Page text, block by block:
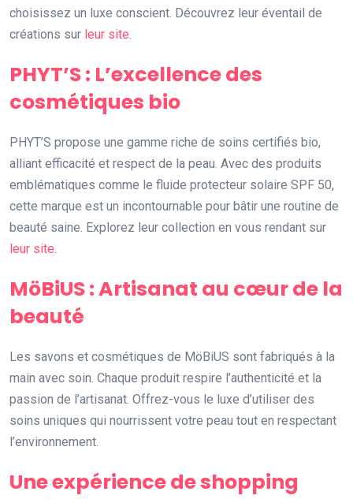
choisissez un luxe conscient. Découvrez leur éventail de
créations sur leur site
PHYT’S : L’excellence des
cosmétiques bio
PHYT’S propose une gamme riche de soins certifiés bio,
alliant efficacité et respect de la peau. Avec des produits
emblématiques comme le fluide protecteur solaire SPF 50,
cette marque est un incontournable pour bâtir une routine de
beauté saine. Explorez leur collection en vous rendant sur
leur site
MöBiUS : Artisanat au cœur de la
beauté
Les savons et cosmétiques de MöBiUS sont fabriqués à la
main avec soin. Chaque produit respire l’authenticité et la
passion de l’artisanat. Offrez-vous le luxe d’utiliser des
soins uniques qui nourrissent votre peau tout en respectant
l’environnement.
Une expérience de shopping